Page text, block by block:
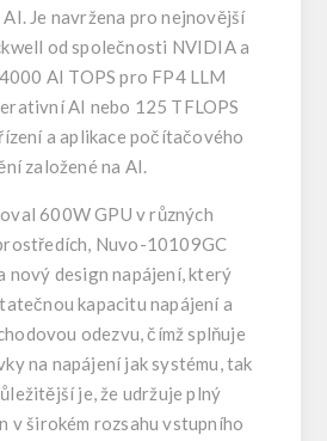
Je navržena pro nejnovější
od společnosti NVIDIA a
AI TOPS pro FP4 LLM
AI nebo 125 TFLOPS
a aplikace počítačového
založené na AI.
600W GPU v různých
Nuvo-10109GC
nový design napájení, který
kapacitu napájení a
odezvu, čímž splňuje
na napájení jak systému, tak
je, že udržuje plný
v širokém rozsahu vstupního